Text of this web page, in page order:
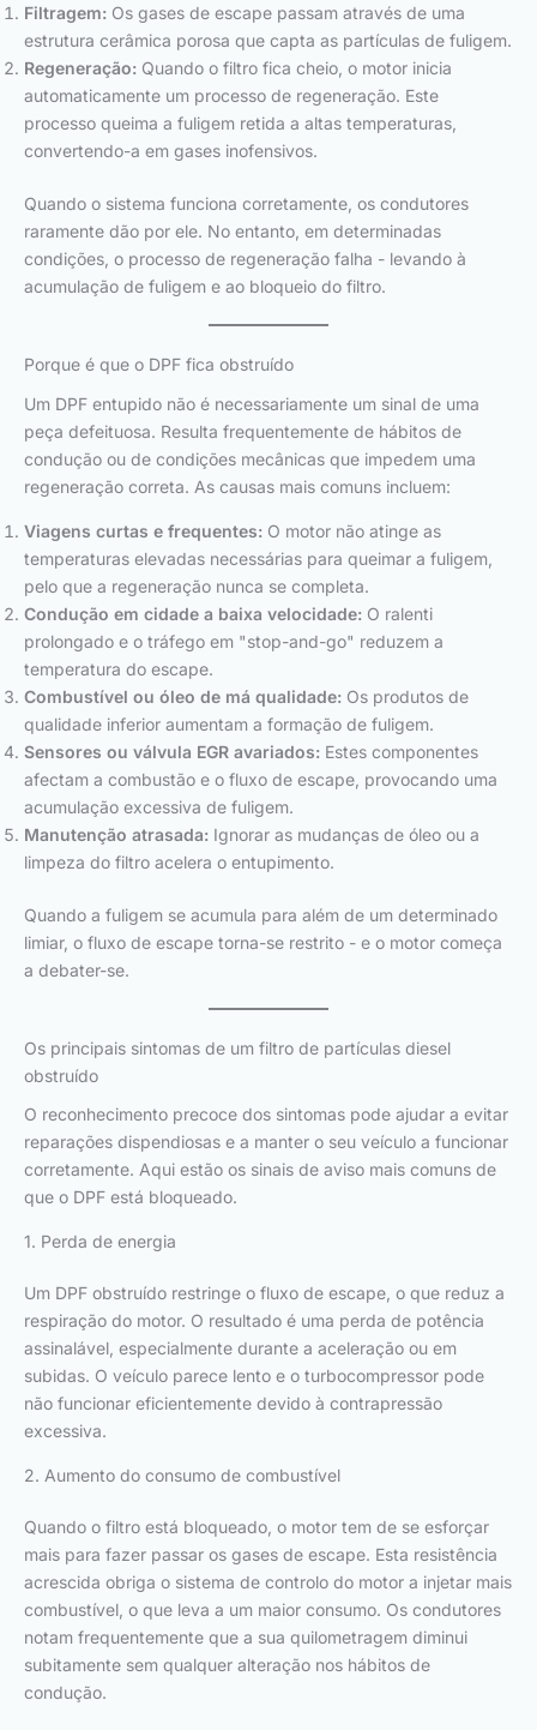
Filtragem: Os gases de escape passam através de uma
estrutura cerâmica porosa que capta as partículas de fuligem.
Regeneração: Quando o filtro fica cheio, o motor inicia
automaticamente um processo de regeneração. Este
processo queima a fuligem retida a altas temperaturas,
convertendo-a em gases inofensivos.
Quando o sistema funciona corretamente, os condutores
raramente dão por ele. No entanto, em determinadas
condições, o processo de regeneração falha - levando à
acumulação de fuligem e ao bloqueio do filtro.
Porque é que o DPF fica obstruído
Um DPF entupido não é necessariamente um sinal de uma
peça defeituosa. Resulta frequentemente de hábitos de
condução ou de condições mecânicas que impedem uma
regeneração correta. As causas mais comuns incluem:
Viagens curtas e frequentes: O motor não atinge as
temperaturas elevadas necessárias para queimar a fuligem,
pelo que a regeneração nunca se completa.
Condução em cidade a baixa velocidade: O ralenti
prolongado e o tráfego em "stop-and-go" reduzem a
temperatura do escape.
Combustível ou óleo de má qualidade: Os produtos de
qualidade inferior aumentam a formação de fuligem.
Sensores ou válvula EGR avariados: Estes componentes
afectam a combustão e o fluxo de escape, provocando uma
acumulação excessiva de fuligem.
Manutenção atrasada: Ignorar as mudanças de óleo ou a
limpeza do filtro acelera o entupimento.
Quando a fuligem se acumula para além de um determinado
limiar, o fluxo de escape torna-se restrito - e o motor começa
a debater-se.
Os principais sintomas de um filtro de partículas diesel
obstruído
O reconhecimento precoce dos sintomas pode ajudar a evitar
reparações dispendiosas e a manter o seu veículo a funcionar
corretamente. Aqui estão os sinais de aviso mais comuns de
que o DPF está bloqueado.
1. Perda de energia
Um DPF obstruído restringe o fluxo de escape, o que reduz a
respiração do motor. O resultado é uma perda de potência
assinalável, especialmente durante a aceleração ou em
subidas. O veículo parece lento e o turbocompressor pode
não funcionar eficientemente devido à contrapressão
excessiva.
2. Aumento do consumo de combustível
Quando o filtro está bloqueado, o motor tem de se esforçar
mais para fazer passar os gases de escape. Esta resistência
acrescida obriga o sistema de controlo do motor a injetar mais
combustível, o que leva a um maior consumo. Os condutores
notam frequentemente que a sua quilometragem diminui
subitamente sem qualquer alteração nos hábitos de
condução.